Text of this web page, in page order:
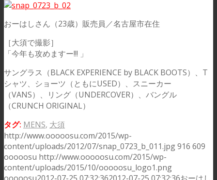
おーはしさん（23歳）販売員／名古屋市在住
［大須で撮影］
「今年も攻めますー!!! 」
サングラス（BLACK EXPERIENCE by BLACK BOOTS）、T
シャツ、ショーツ（ともにUSED）、スニーカー
（VANS）、リング（UNDERCOVER）、バングル
（CRUNCH ORIGINAL）
タグ: MENS, 大須
http://www.ooooosu.com/2015/wp-
content/uploads/2012/07/snap_0723_b_011.jpg916 609
ooooosu http://www.ooooosu.com/2015/wp-
content/uploads/2015/10/ooooosu_logo1.png